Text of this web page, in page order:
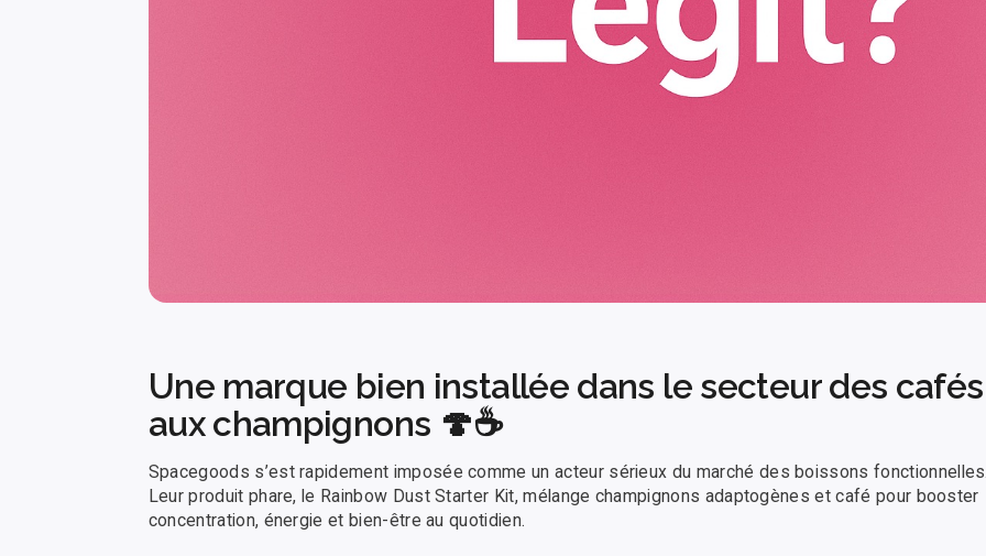
Une marque bien installée dans le secteur des cafés
aux champignons 🍄☕
Spacegoods s’est rapidement imposée comme un acteur sérieux du marché des boissons
Leur produit phare, le Rainbow Dust Starter Kit, mélange champignons adaptogènes et café pour booster
concentration, énergie et bien-être au quotidien.